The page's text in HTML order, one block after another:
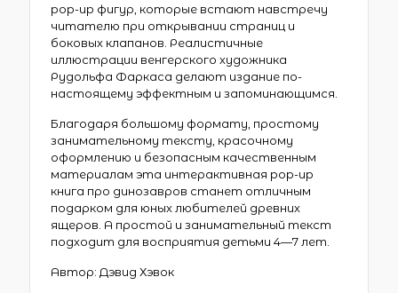
pop-up фигур, которые встают навстречу
читателю при открывании страниц и
боковых клапанов. Реалистичные
иллюстрации венгерского художника
Рудольфа Фаркаса делают издание по-
настоящему эффектным и запоминающимся.
Благодаря большому формату, простому
занимательному тексту, красочному
оформлению и безопасным качественным
материалам эта интерактивная pop-up
книга про динозавров станет отличным
подарком для юных любителей древних
ящеров. А простой и занимательный текст
подходит для восприятия детьми 4—7 лет.
Автор: Дэвид Хэвок